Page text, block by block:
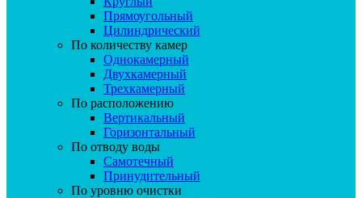
Прямоугольный
Цилиндрический
По количеству камер
Однокамерный
Двухкамерный
Трехкамерный
По расположению
Вертикальный
Горизонтальный
По отводу воды
Самотечный
Принудительный
По уровню очистки